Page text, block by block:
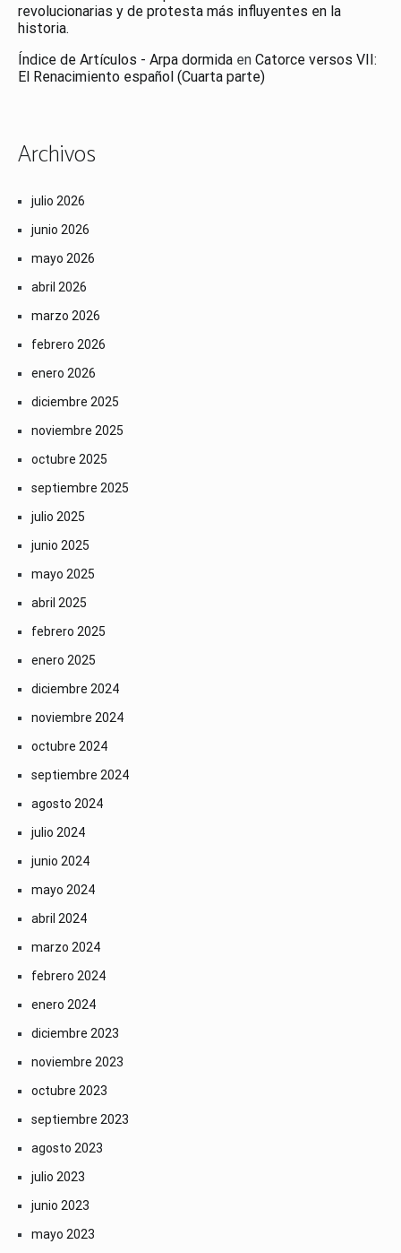
revolucionarias y de protesta más influyentes en la
historia.
Índice de Artículos - Arpa dormida en Catorce versos VII:
El Renacimiento español (Cuarta parte)
Archivos
julio 2026
junio 2026
mayo 2026
abril 2026
marzo 2026
febrero 2026
enero 2026
diciembre 2025
noviembre 2025
octubre 2025
septiembre 2025
julio 2025
junio 2025
mayo 2025
abril 2025
febrero 2025
enero 2025
diciembre 2024
noviembre 2024
octubre 2024
septiembre 2024
agosto 2024
julio 2024
junio 2024
mayo 2024
abril 2024
marzo 2024
febrero 2024
enero 2024
diciembre 2023
noviembre 2023
octubre 2023
septiembre 2023
agosto 2023
julio 2023
junio 2023
mayo 2023